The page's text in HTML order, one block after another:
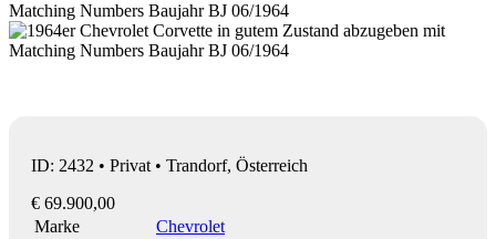
ID: 2432 • Privat • Trandorf, Österreich
€ 69.900,00
Marke
Chevrolet